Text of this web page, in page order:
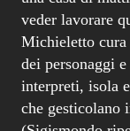
veder lavorare
Michieletto cura
dei personaggi
interpreti, isola
che gesticolano